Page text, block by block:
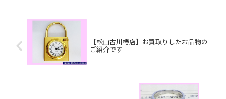
【松山古川椿店】お買取りしたお品物の
ご紹介です